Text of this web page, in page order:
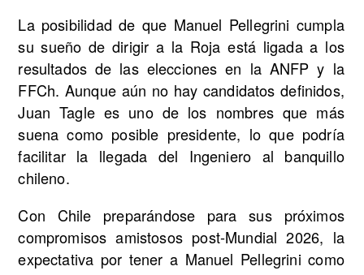
La posibilidad de que Manuel Pellegrini cumpla
su sueño de dirigir a la Roja está ligada a los
resultados de las elecciones en la ANFP y la
FFCh. Aunque aún no hay candidatos definidos,
Juan Tagle es uno de los nombres que más
suena como posible presidente, lo que podría
facilitar la llegada del Ingeniero al banquillo
chileno.
Con Chile preparándose para sus próximos
compromisos amistosos post-Mundial 2026, la
expectativa por tener a Manuel Pellegrini como